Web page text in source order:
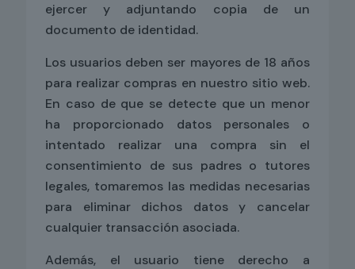
ejercer y adjuntando copia de un
documento de identidad.
Los usuarios deben ser mayores de 18 años
para realizar compras en nuestro sitio web.
En caso de que se detecte que un menor
ha proporcionado datos personales o
intentado realizar una compra sin el
consentimiento de sus padres o tutores
legales, tomaremos las medidas necesarias
para eliminar dichos datos y cancelar
cualquier transacción asociada.
Además, el usuario tiene derecho a